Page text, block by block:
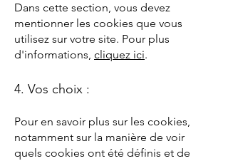
Dans cette section, vous devez
mentionner les cookies que vous
utilisez sur votre site. Pour plus
d'informations, cliquez ici.
4. Vos choix :
Pour en savoir plus sur les cookies,
notamment sur la manière de voir
quels cookies ont été définis et de